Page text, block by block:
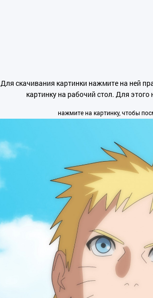
Для скачивания картинки нажмите на ней
картинку на рабочий стол. Для
нажмите на картинку, чтобы